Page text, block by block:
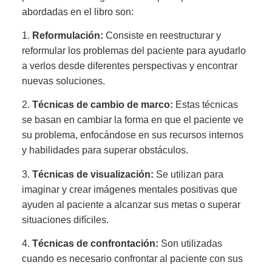
abordadas en el libro son:
1. Reformulación: Consiste en reestructurar y
reformular los problemas del paciente para ayudarlo
a verlos desde diferentes perspectivas y encontrar
nuevas soluciones.
2. Técnicas de cambio de marco: Estas técnicas
se basan en cambiar la forma en que el paciente ve
su problema, enfocándose en sus recursos internos
y habilidades para superar obstáculos.
3. Técnicas de visualización: Se utilizan para
imaginar y crear imágenes mentales positivas que
ayuden al paciente a alcanzar sus metas o superar
situaciones difíciles.
4. Técnicas de confrontación: Son utilizadas
cuando es necesario confrontar al paciente con sus